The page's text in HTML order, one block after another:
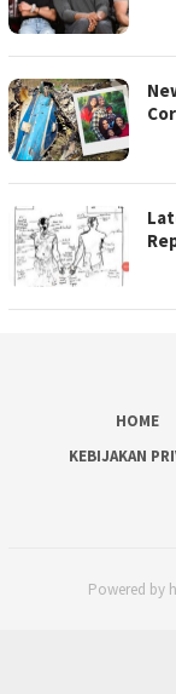
HOME
KEBIJAKAN
Powered by